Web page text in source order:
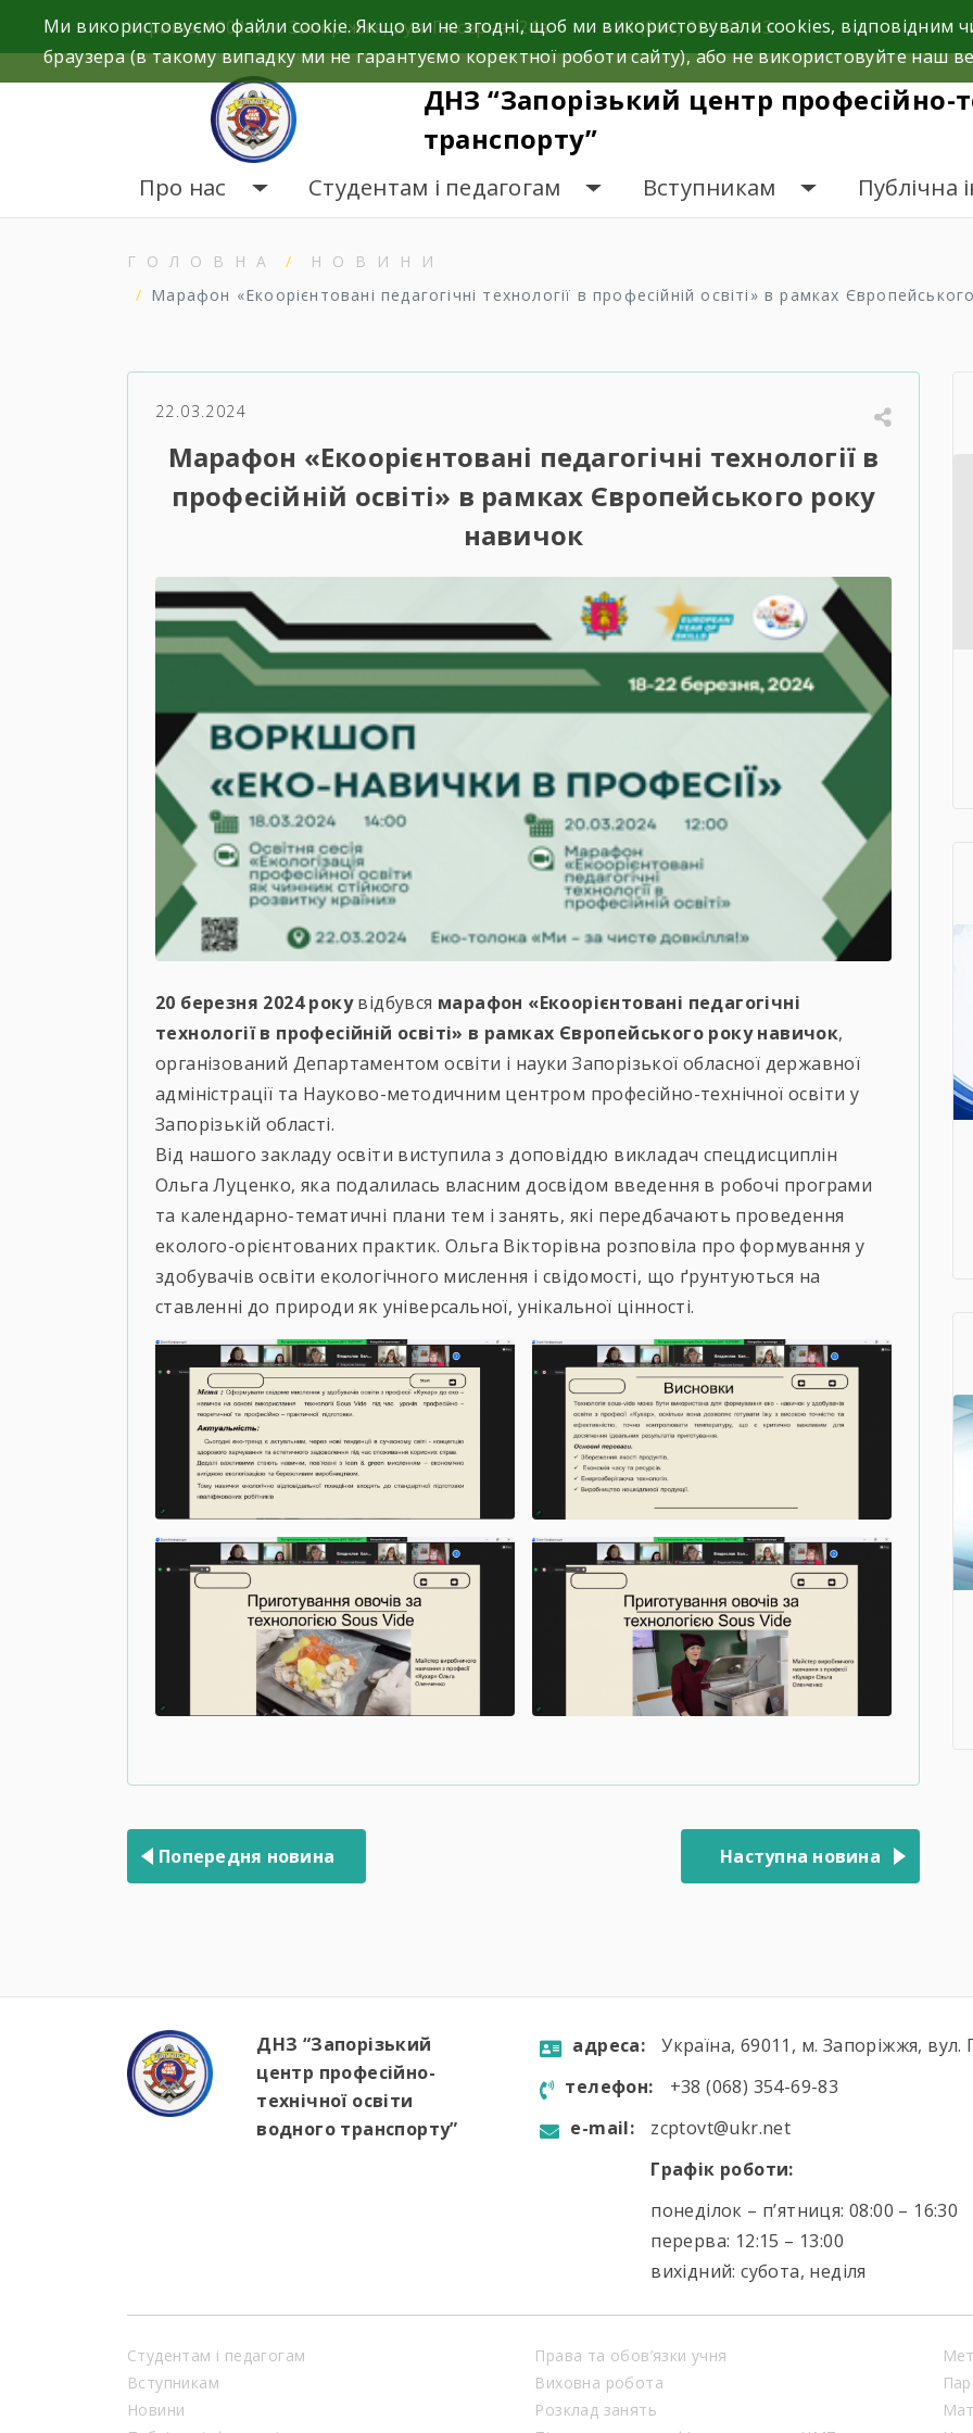
content
Україна, 69011, м. Запоріжжя, вул. Глісерна, 24а. +38 (068) 354-69-83
ДНЗ “Запорізький центр професійно-
транспорту”
Про нас Студентам і педагогам Вступникам Публічна
ГОЛОВНА
НОВИНИ
Марафон «Екоорієнтовані педагогічні технології в професійній освіті» в рамках
22.03.2024
Марафон «Екоорієнтовані педагогічні технології в
професійній освіті» в рамках Європейського року
навичок
20 березня 2024 рокувідбувся марафон «Екоорієнтовані педагогічні
технології в професійній освіті» в рамках Європейського року навичок,
організований Департаментом освіти і науки Запорізької обласної державної
адміністрації та Науково-методичним центром професійно-технічної освіти у
Запорізькій області.
Від нашого закладу освіти виступила з доповіддю викладач спецдисциплін
Ольга Луценко, яка подалилась власним досвідом введення в робочі програми
та календарно-тематичні плани тем і занять, які передбачають проведення
еколого-орієнтованих практик. Ольга Вікторівна розповіла про формування у
здобувачів освіти екологічного мислення і свідомості, що ґрунтуються на
ставленні до природи як універсальної, унікальної цінності.
записів
Попередня новина Наступна новина
Ми використовуємо файли cookie. Якщо ви не згодні, щоб ми використовували cookies, відповідним
браузера (в такому випадку ми не гарантуємо коректної роботи сайту), або не використовуйте наш
ДНЗ “Запорізький
центр професійно-
технічної освіти
водного транспорту”
aдресa:
Україна, 69011, м. Запоріжжя, вул.
телефон:
+38 (068) 354-69-83
e-mail:
zcptovt@ukr.net
Графік роботи:
понеділок – п’ятниця: 08:00 – 16:30
перерва: 12:15 – 13:00
вихідний: субота, неділя
Студентам і педагогам
Вступникам
Новини
Права та обов’язки учня
Виховна робота
Розклад занять